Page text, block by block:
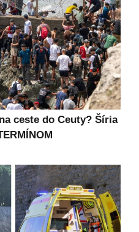
ceste do Ceuty? Šíria